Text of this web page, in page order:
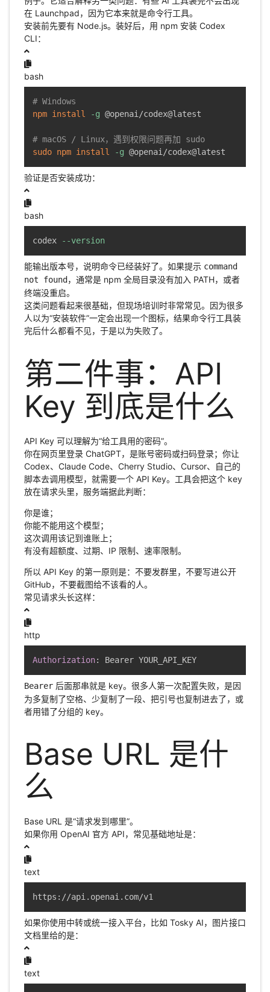
在 Launchpad，因为它本来就是命令行工具。
安装前先要有 Node.js。装好后，用 npm 安装 Codex
CLI：
bash
# Windows
npm install -g @openai/codex@latest
# macOS / Linux，遇到权限问题再加 sudo
sudo npm install -g @openai/codex@latest
验证是否安装成功：
bash
codex --version
能输出版本号，说明命令已经装好了。如果提示 command
not found，通常是 npm 全局目录没有加入 PATH，或者
终端没重启。
这类问题看起来很基础，但现场培训时非常常见。因为很多
人以为“安装软件”一定会出现一个图标，结果命令行工具装
完后什么都看不见，于是以为失败了。
第二件事：API
Key 到底是什么
API Key 可以理解为“给工具用的密码”。
你在网页里登录 ChatGPT，是账号密码或扫码登录；你让
Codex、Claude Code、Cherry Studio、Cursor、自己的
脚本去调用模型，就需要一个 API Key。工具会把这个 key
放在请求头里，服务端据此判断：
你是谁；
你能不能用这个模型；
这次调用该记到谁账上；
有没有超额度、过期、IP 限制、速率限制。
所以 API Key 的第一原则是：不要发群里，不要写进公开
GitHub，不要截图给不该看的人。
常见请求头长这样：
http
Authorization: Bearer YOUR_API_KEY
Bearer后面那串就是 key。很多人第一次配置失败，是因
为多复制了空格、少复制了一段、把引号也复制进去了，或
者用错了分组的 key。
Base URL 是什
么
Base URL 是“请求发到哪里”。
如果你用 OpenAI 官方 API，常见基础地址是：
text
https://api.openai.com/v1
如果你使用中转或统一接入平台，比如 Tosky AI，图片接口
文档里给的是：
text